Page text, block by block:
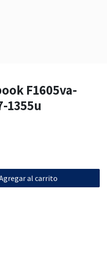
F1605va-
1355u
al carrito